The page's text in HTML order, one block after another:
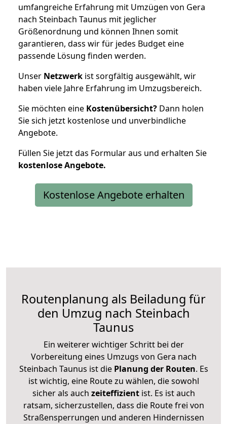
umfangreiche Erfahrung mit Umzügen von Gera
nach Steinbach Taunus mit jeglicher
Größenordnung und können Ihnen somit
garantieren, dass wir für jedes Budget eine
passende Lösung finden werden.
Unser Netzwerk ist sorgfältig ausgewählt, wir
haben viele Jahre Erfahrung im Umzugsbereich.
Sie möchten eine Kostenübersicht? Dann holen
Sie sich jetzt kostenlose und unverbindliche
Angebote.
Füllen Sie jetzt das Formular aus und erhalten Sie
kostenloseAngebote.
Kostenlose Angebote erhalten
Routenplanung als Beiladung für
den Umzug nach Steinbach
Taunus
Ein weiterer wichtiger Schritt bei der
Vorbereitung eines Umzugs von Gera nach
Steinbach Taunus ist diePlanung der Routen. Es
ist wichtig, eine Route zu wählen, die sowohl
sicher als auch zeiteffizientist. Es ist auch
ratsam, sicherzustellen, dass die Route frei von
Straßensperrungen und anderen Hindernissen